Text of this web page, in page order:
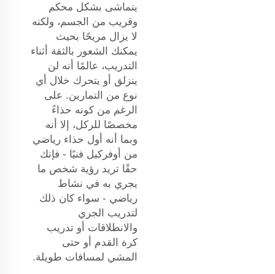
يتماشى بشكل محكم
وقريب من الجسم، ولكنه
لا يزال مريحًا بحيث
يمكنك الشعور بالثقة أثناء
التدريب، عالمًا أنه لن
ينزلق أو يتحرك خلال أي
نوع من التمارين. على
الرغم من كونه حذاءً
مخصصًا للركل، إلا أنه
وبما أنه أول حذاء رياضي
من أوفركيل فنيًا - فإنك
حقًا تريد رؤية شخص ما
يجري به في نشاط
رياضي - سواء كان ذلك
لتدريب الجري
والانطلاقات أو تدريب
كرة القدم أو حتى
المشي لمسافات طويلة.